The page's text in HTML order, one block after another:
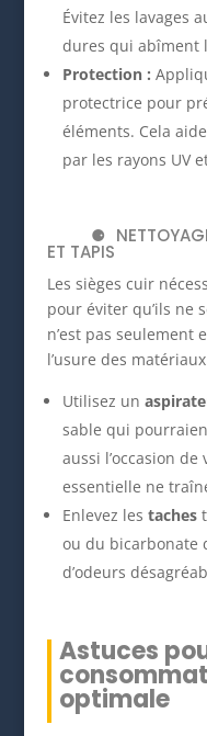
Évitez les lavages
dures qui abîment
Protection :
protectrice pour
éléments. Cela
par les rayons UV
ET TAPIS
Les sièges cuir
pour éviter qu’ils ne
n’est pas seulement
l’usure des
Utilisez un
sable qui
aussi l’occasion
essentielle ne
Enlevez les taches
ou du bicarbonate
d’odeurs
Astuces
optimale